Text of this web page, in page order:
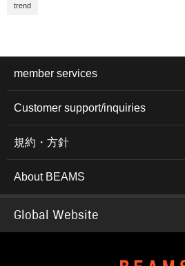
trend
member services
Customer support/inquiries
規約・方針
About BEAMS
Global Website